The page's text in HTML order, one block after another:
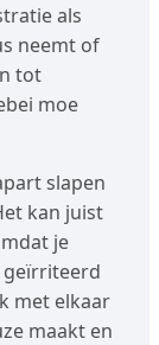
als
neemt of
tot
moe
slapen
kan juist
je
geïrriteerd
met elkaar
maakt en